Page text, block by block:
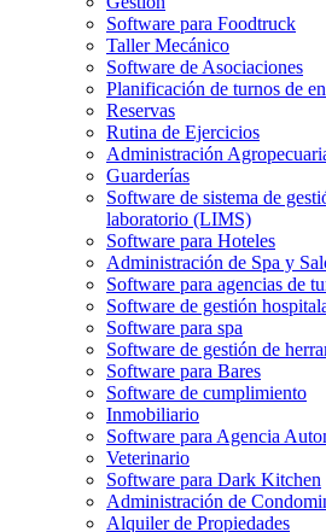
Software para Foodtruck
Taller Mecánico
Software de Asociaciones
Planificación de turnos de
Reservas
Rutina de Ejercicios
Administración
Guarderías
Software de sistema de
laboratorio (LIMS)
Software para Hoteles
Administración de Spa y
Software para agencias de
Software de gestión
Software para spa
Software de gestión de
Software para Bares
Software de cumplimiento
Inmobiliario
Software para Agencia
Veterinario
Software para Dark Kitchen
Administración de
Alquiler de Propiedades